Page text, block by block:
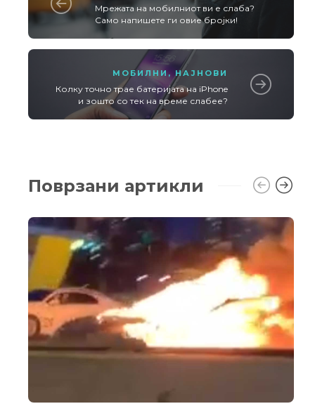
Мрежата на мобилниот ви е слаба?
Само напишете ги овие бројки!
МОБИЛНИ , НАЈНОВИ
Колку точно трае батеријата на iPhone
и зошто со тек на време слабее?
Поврзани артикли